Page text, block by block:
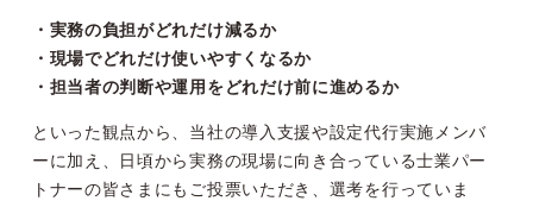
・実務の負担がどれだけ減るか
・現場でどれだけ使いやすくなるか
・担当者の判断や運用をどれだけ前に進めるか
といった観点から、当社の導入支援や設定代行実施メンバ
ーに加え、日頃から実務の現場に向き合っている士業パー
トナーの皆さまにもご投票いただき、選考を行っていま